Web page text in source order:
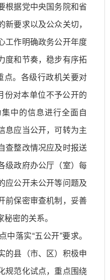
根据党中央国务院和省
新要求以及公众关切，
工作明确政务公开年度
度和节奏，稳步有序拓
点。各级行政机关要对
份对本单位不予公开的
中的信息进行全面自
息应当公开，可转为主
查整改情况应及时报送
级政府办公厅（室）每
应公开未公开等问题及
前保密审查机制，妥善
密的关系。
中落实“五公开”要求。
的县（市、区）积极申
规范化试点，重点围绕